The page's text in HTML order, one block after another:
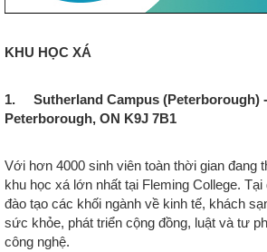
KHU HỌC XÁ
1. Sutherland Campus (Peterborough) -
Peterborough, ON K9J 7B1
Với hơn 4000 sinh viên toàn thời gian đang
khu học xá lớn nhất tại Fleming College.
đào tạo các khối ngành về kinh tế, khách
sức khỏe, phát triển cộng đồng, luật và tư
công nghệ.